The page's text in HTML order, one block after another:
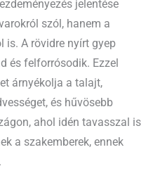
jelentése
szól, hanem a
is. A rövidre nyírt gyep
és felforrósodik. Ezzel
árnyékolja a talajt,
és hűvösebb
ahol idén tavasszal is
a szakemberek, ennek